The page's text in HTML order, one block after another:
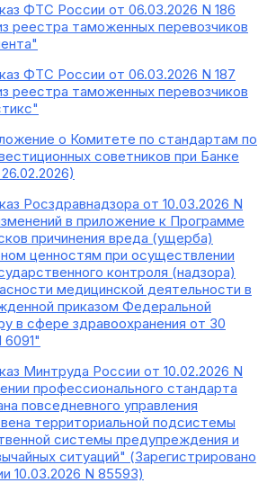
ФТС России от 06.03.2026 N 186
реестра таможенных перевозчиков
ФТС России от 06.03.2026 N 187
реестра таможенных перевозчиков
о Комитете по стандартам по
советников при Банке
Росздравнадзора от 10.03.2026 N
в приложение к Программе
причинения вреда (ущерба)
ценностям при осуществлении
контроля (надзора)
медицинской деятельности в
приказом Федеральной
в сфере здравоохранения от 30
6091"
Минтруда России от 10.02.2026 N
профессионального стандарта
повседневного управления
территориальной подсистемы
системы предупреждения и
ситуаций" (Зарегистрировано
10.03.2026 N 85593)